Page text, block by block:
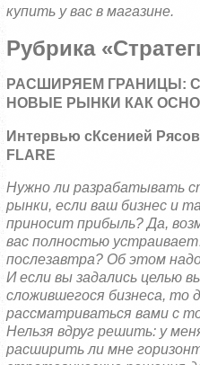
купить у вас в магазине.
Рубрика
РАСШИРЯЕМ ГРАНИЦЫ:
НОВЫЕ РЫНКИ КАК
Интервью сКсенией
FLARE
Нужно ли разрабатывать
рынки, если ваш бизнес и
приносит прибыль? Да,
вас полностью
послезавтра? Об этом
И если вы задались целью
сложившегося бизнеса, то
рассматриваться вами с
Нельзя вдруг решить: у
расширить ли мне